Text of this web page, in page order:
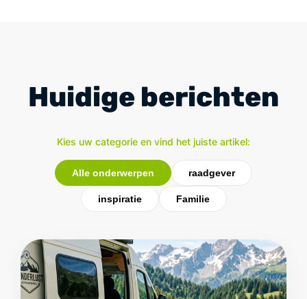
Huidige berichten
Kies uw categorie en vind het juiste artikel:
Alle onderwerpen raadgever
inspiratie Familie